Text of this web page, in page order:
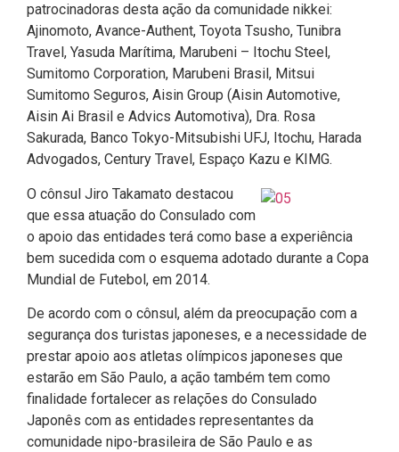
patrocinadoras desta ação da comunidade nikkei:
Ajinomoto, Avance-Authent, Toyota Tsusho, Tunibra
Travel, Yasuda Marítima, Marubeni – Itochu Steel,
Sumitomo Corporation, Marubeni Brasil, Mitsui
Sumitomo Seguros, Aisin Group (Aisin Automotive,
Aisin Ai Brasil e Advics Automotiva), Dra. Rosa
Sakurada, Banco Tokyo-Mitsubishi UFJ, Itochu, Harada
Advogados, Century Travel, Espaço Kazu e KIMG.
O cônsul Jiro Takamato destacou
que essa atuação do Consulado com
o apoio das entidades terá como base a experiência
bem sucedida com o esquema adotado durante a Copa
Mundial de Futebol, em 2014.
De acordo com o cônsul, além da preocupação com a
segurança dos turistas japoneses, e a necessidade de
prestar apoio aos atletas olímpicos japoneses que
estarão em São Paulo, a ação também tem como
finalidade fortalecer as relações do Consulado
Japonês com as entidades representantes da
comunidade nipo-brasileira de São Paulo e as